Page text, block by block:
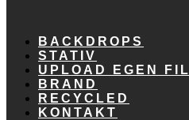
BACKDROPS
STATIV
UPLOAD EGEN FIL
BRAND
RECYCLED
KONTAKT